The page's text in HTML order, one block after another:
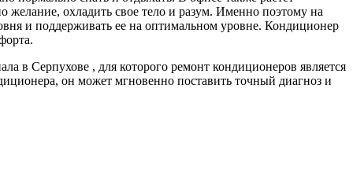
желание, охладить свое тело и разум. Именно поэтому на
и поддерживать ее на оптимальном уровне. Кондиционер
в Серпухове , для которого ремонт кондиционеров является
он может мгновенно поставить точный диагноз и